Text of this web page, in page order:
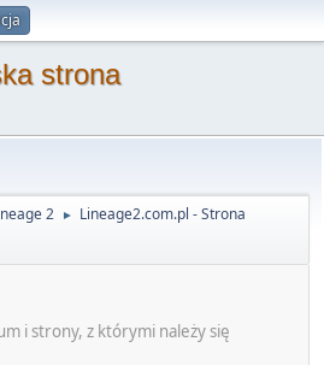
strona
2 ► Lineage2.com.pl - Strona
i strony, z którymi należy się